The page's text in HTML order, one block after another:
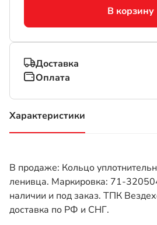
В корзину
Доставка
Оплата
Характеристики
(активная вкладка)
В продаже: Кольцо
ленивца. Маркировка: 71-
наличии и под заказ. ТПК
доставка по РФ и СНГ.